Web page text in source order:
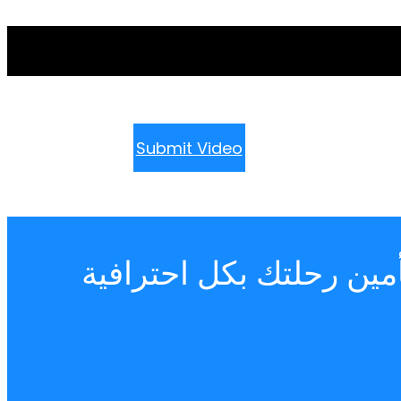
Submit Video
رحلتك بكل احترافية